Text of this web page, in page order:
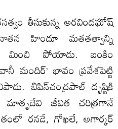
తీసుకున్న అరవిందఘోష్‌
హిందూ మతతత్వాన్ని
మించి పోయాడు. బంకిం
మందిర్‌’ భావం ప్రవేశపెట్టి
బిపిన్‌చంద్రపాల్‌ దృష్టికి
మాతృదేవి జీవిత చరిత్రగానే
రనడే, గోఖలే, అగార్కర్‌